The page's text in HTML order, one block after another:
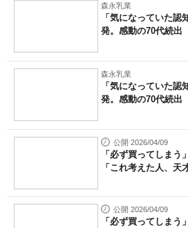
モノづくり技術者専門サイト
電子設計の基本と応用
エネルギーの専門メディア
建設×テクノロジーの最前線
ちょっと気になるネットの話題
森永乳業
「気になっていた
発。感動の70代続出
森永乳業
「気になっていた
発。感動の70代続出
公開 2026/04/09
「必ず買ってしま
「これ考えた人、天
公開 2026/04/09
「必ず買ってしま